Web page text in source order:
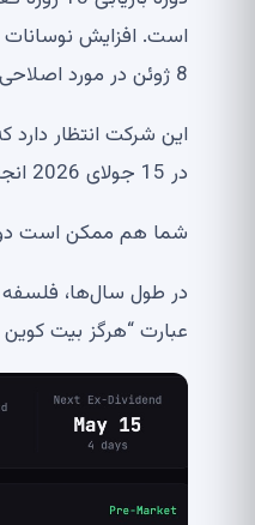
است. افزایش نوسانات
8 ژوئن در مورد اصلاحی ارائه کرده است که پرداخت سود سهام را به یک برنامه پرداخت دو ماهه تغییر می‌دهد.
در 15 جولای 2026 انجام شود.
شما هم ممکن است
در طول سال‌ها،
عبارت “هرگز بیت